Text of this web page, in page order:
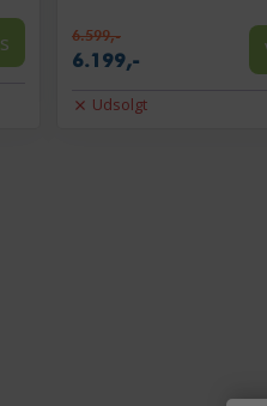
6.599,-
6.199,-
Udsolgt